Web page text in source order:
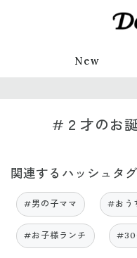
New
#２才のお
関連するハッシュタグ
#男の子ママ #おう
#お子様ランチ #30